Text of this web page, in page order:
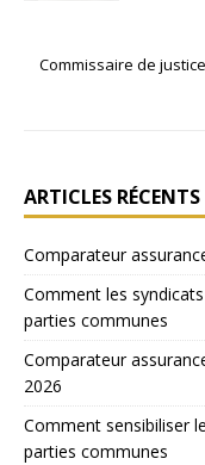
Commissaire de
ARTICLES RÉCENTS
Comparateur
Comment les
parties communes
Comparateur
2026
Comment sensibiliser
parties communes